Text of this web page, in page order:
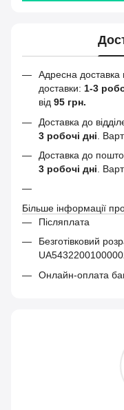
Адресна доставка
доставки: 1-3
від 95 грн.
Доставка до
3 робочі дні .
Доставка до
3 робочі дні .
Більше інформації
Післяплата
Безготівковий
Онлайн-оплата